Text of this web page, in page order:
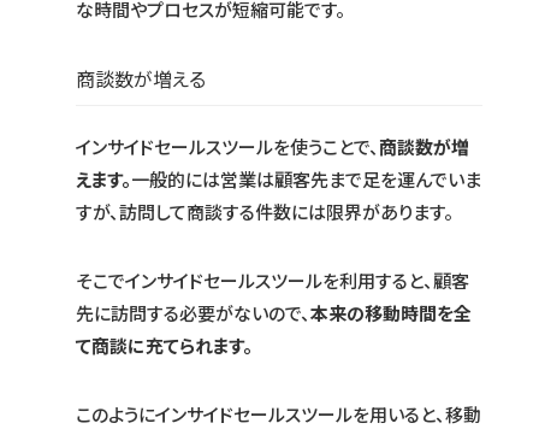
な時間やプロセスが短縮可能です。
商談数が増える
インサイドセールスツールを使うことで、商談数が増
えます。一般的には営業は顧客先まで足を運んでいま
すが、訪問して商談する件数には限界があります。
そこでインサイドセールスツールを利用すると、顧客
先に訪問する必要がないので、本来の移動時間を全
て商談に充てられます。
このようにインサイドセールスツールを用いると、移動